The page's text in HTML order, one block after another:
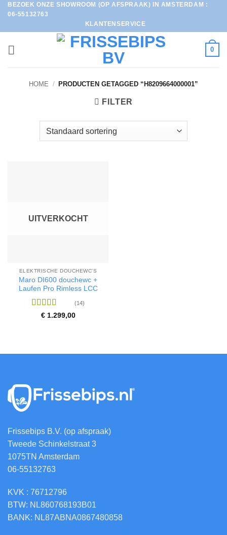
Ga
naar
inhoud
BEZOEK ONZE SHOWROOM (OP AFSPRAAK) IN AMSTERDAM :
06-55132763
KLANTENSERVICE
0
HOME / PRODUCTEN GETAGGED “H8209664000001”
FILTER
UITVERKOCHT
ELEKTRISCHE DOUCHEWC'S
Maro DI600 douchewc +
Laufen Pro Rimless LCC
Waardering
(14)
€1.299,00
Frissebips B.V. (op afspraak)
Tweede Schinkelstraat 3
1075TN Amsterdam
06-55132763
KVK : 76712796
BTW: NL860768193B01
BANK: NL87ABNA0867480858